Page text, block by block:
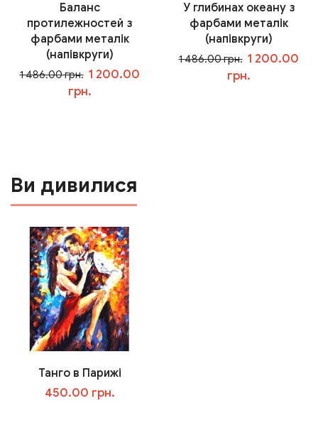
Баланс
протилежностей з
фарбами металік
(напівкруги)
1 486.00 грн. 1 200.00
грн.
У глибинах океану з
фарбами металік
(напівкруги)
1 486.00 грн. 1 200.00
грн.
Ви дивилися
Танго в Парижі
450.00 грн.